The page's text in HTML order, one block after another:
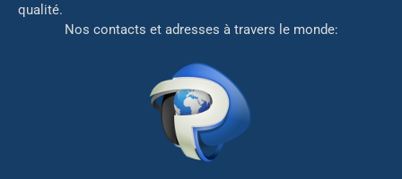
qualité.
Nos contacts et adresses à travers le monde: